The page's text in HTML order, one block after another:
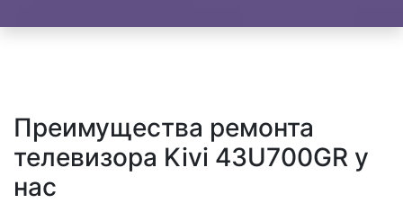
Преимущества ремонта
телевизора Kivi 43U700GR у
нас